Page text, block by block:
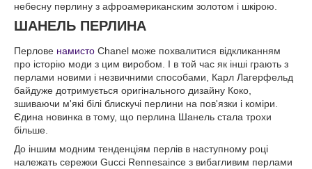
небесну перлину з афроамериканским золотом і шкірою.
ШАНЕЛЬ ПЕРЛИНА
Перлове намисто Chanel може похвалитися відкликанням
про історію моди з цим виробом. І в той час як інші грають з
перлами новими і незвичними способами, Карл Лагерфельд
байдуже дотримується оригінального дизайну Коко,
зшиваючи м'які білі блискучі перлини на пов'язки і коміри.
Єдина новинка в тому, що перлина Шанель стала трохи
більше.
До іншим модним тенденціям перлів в наступному році
належать сережки Gucci Rennesaince з вибагливим перлами